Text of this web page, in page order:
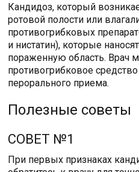
Кандидоз, который
ротовой полости или
противогрибковых
и нистатин), которые
пораженную область. Врач
противогрибковое
перорального приема.
Полезные советы
СОВЕТ №1
При первых признаках